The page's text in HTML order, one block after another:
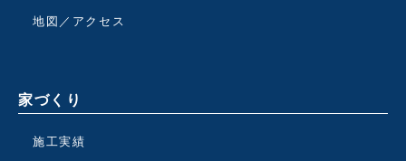
地図／アクセス
家づくり
施工実績